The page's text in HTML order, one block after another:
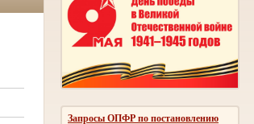
Запросы ОПФР по постановлению